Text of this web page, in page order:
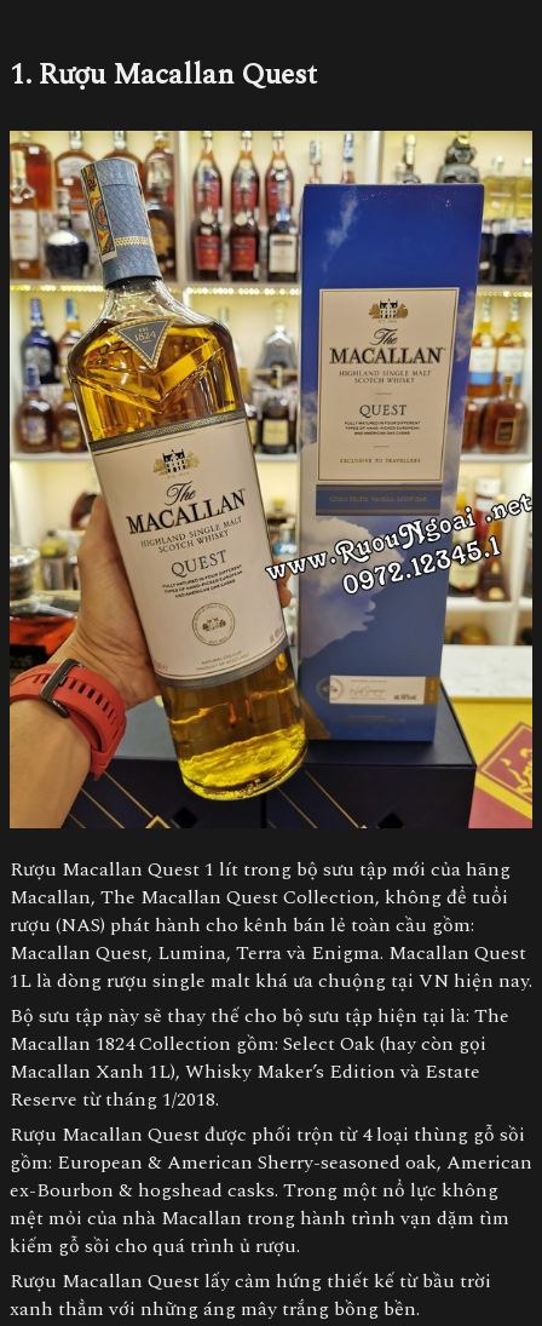
1. Rượu Macallan Quest
Rượu Macallan Quest 1 lít trong bộ sưu tập mới của hãng
Macallan, The Macallan Quest Collection, không để tuổi
rượu (NAS) phát hành cho kênh bán lẻ toàn cầu gồm:
Macallan Quest, Lumina, Terra và Enigma. Macallan Quest
1L là dòng rượu single malt khá ưa chuộng tại VN hiện nay.
Bộ sưu tập này sẽ thay thế cho bộ sưu tập hiện tại là: The
Macallan 1824 Collection gồm: Select Oak (hay còn gọi
Macallan Xanh 1L), Whisky Maker’s Edition và Estate
Reserve từ tháng 1/2018.
Rượu Macallan Quest được phối trộn từ 4 loại thùng gỗ sồi
gồm: European & American Sherry-seasoned oak, American
ex-Bourbon & hogshead casks. Trong một nổ lực không
mệt mỏi của nhà Macallan trong hành trình vạn dặm tìm
kiếm gỗ sồi cho quá trình ủ rượu.
Rượu Macallan Quest lấy cảm hứng thiết kế từ bầu trời
xanh thẳm với những áng mây trắng bồng bền.